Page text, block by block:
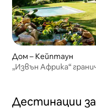
Дом – Кейптаун
„Извън Африка“
Дестинации